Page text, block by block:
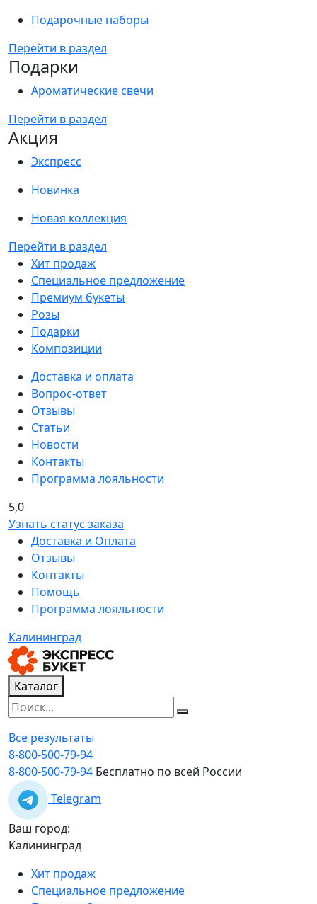
Подарочные наборы
Перейти в раздел
Подарки
Ароматические свечи
Перейти в раздел
Акция
Экспресс
Новинка
Новая коллекция
Перейти в раздел
Хит продаж
Специальное предложение
Премиум букеты
Розы
Подарки
Композиции
Доставка и оплата
Вопрос-ответ
Отзывы
Статьи
Новости
Контакты
Программа лояльности
5,0
Узнать статус заказа
Доставка и Оплата
Отзывы
Контакты
Помощь
Программа лояльности
Калининград
Каталог
Все результаты
8-800-500-79-94
8-800-500-79-94 Бесплатно по всей России
Telegram
Ваш город:
Калининград
Хит продаж
Специальное предложение